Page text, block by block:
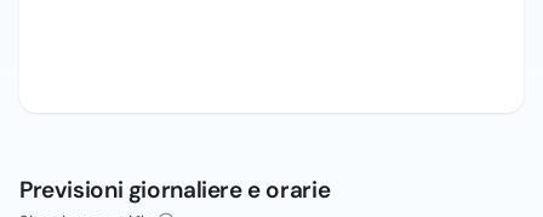
Previsioni giornaliere e orarie